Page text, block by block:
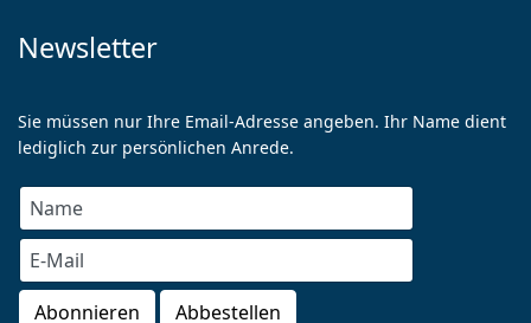
Newsletter
Sie müssen nur Ihre Email-Adresse angeben. Ihr Name dient
lediglich zur persönlichen Anrede.